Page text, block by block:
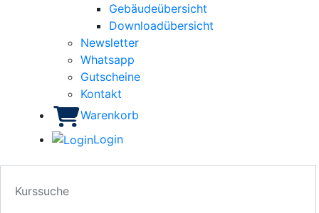
Gebäudeübersicht
Downloadübersicht
Newsletter
Whatsapp
Gutscheine
Kontakt
Warenkorb
Login